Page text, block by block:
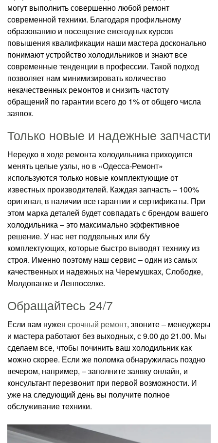
могут выполнить совершенно любой ремонт
современной техники. Благодаря профильному
образованию и посещение ежегодных курсов
повышения квалификации наши мастера досконально
понимают устройство холодильников и знают все
современные тенденции в профессии. Такой подход
позволяет нам минимизировать количество
некачественных ремонтов и снизить частоту
обращений по гарантии всего до 1% от общего числа
заявок.
Только новые и надежные запчасти
Нередко в ходе ремонта холодильника приходится
менять целые узлы, но в «Одесса-Ремонт»
используются только новые комплектующие от
известных производителей. Каждая запчасть – 100%
оригинал, в наличии все гарантии и сертификаты. При
этом марка деталей будет совпадать с брендом вашего
холодильника – это максимально эффективное
решение. У нас нет поддельных или б/у
комплектующих, которые быстро выводят технику из
строя. Именно поэтому наш сервис – один из самых
качественных и надежных на Черемушках, Слободке,
Молдованке и Ленпоселке.
Обращайтесь 24/7
Если вам нужен срочный ремонт, звоните – менеджеры
и мастера работают без выходных, с 9.00 до 21.00. Мы
сделаем все, чтобы починить ваш холодильник как
можно скорее. Если же поломка обнаружилась поздно
вечером, например, – заполните заявку онлайн, и
консультант перезвонит при первой возможности. И
уже на следующий день вы получите полное
обслуживание техники.